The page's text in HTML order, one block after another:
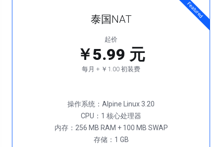
Featured
泰国NAT
起价
￥5.99 元
每月 + ￥1.00 初装费
操作系统：Alpine Linux 3.20
CPU：1 核心处理器
内存：256 MB RAM + 100 MB SWAP
存储：1 GB